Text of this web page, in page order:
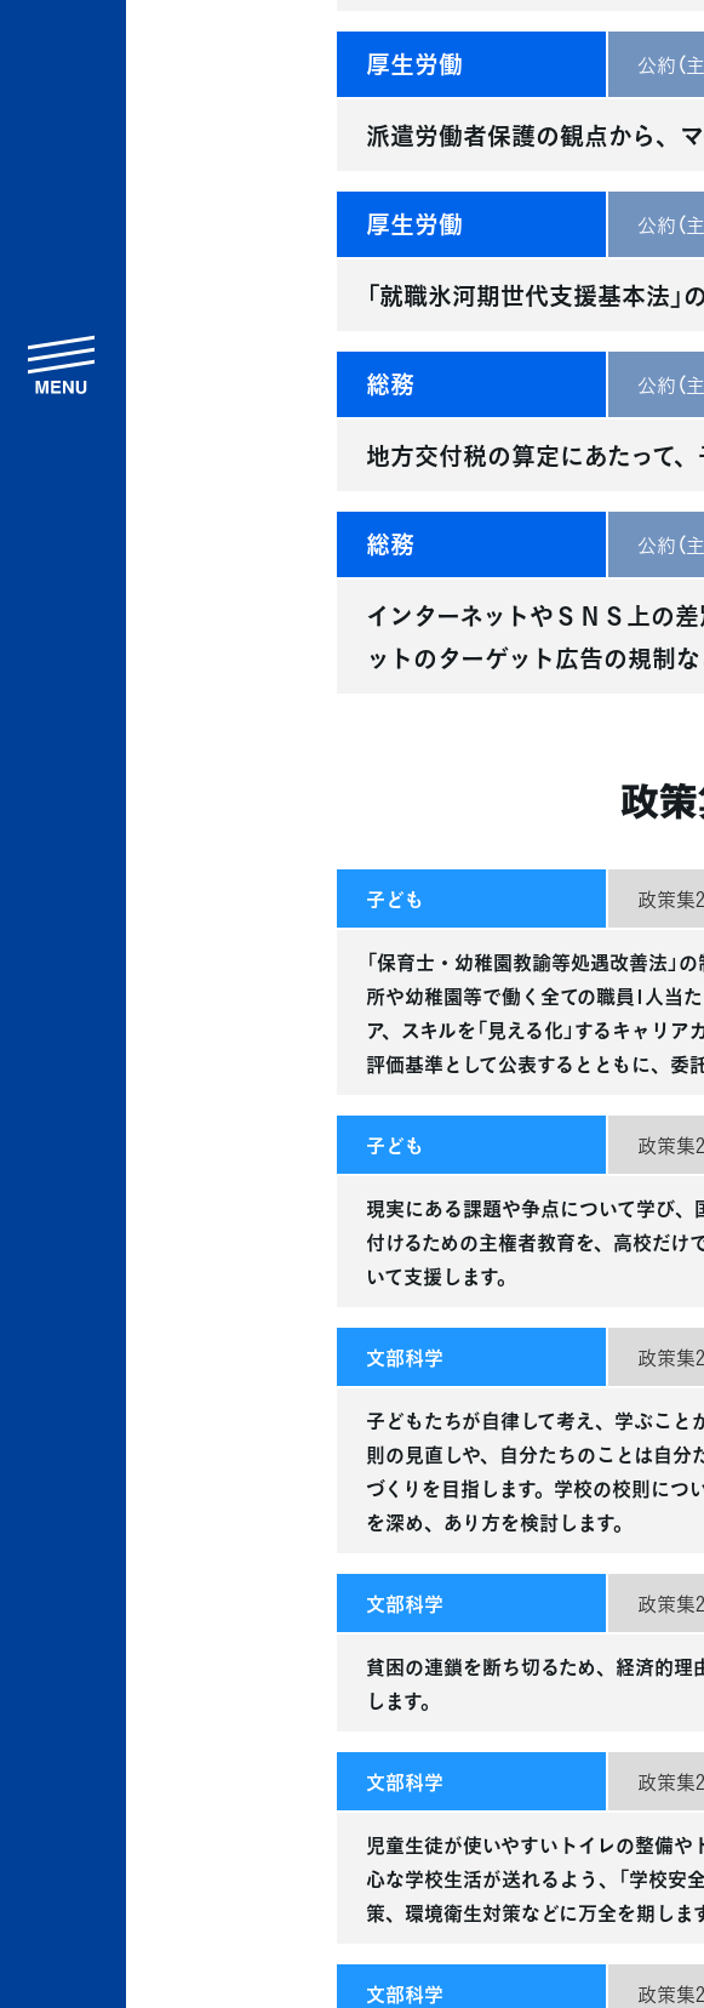
厚生労働 公約（
派遣労働者保護の観点から、
厚生労働 公約（
「就職氷河期世代支援基本法」
総務 公約（
地方交付税の算定にあたって
総務 公約（
インターネットやＳＮＳ上の
ットのターゲット広告の規制
政
子ども 政策集
「保育士・幼稚園教諭等処遇改善法」
所や幼稚園等で働く全ての職員1人当
ア、スキルを「見える化」するキャリ
評価基準として公表するとともに、委
子ども 政策集
現実にある課題や争点について学び
付けるための主権者教育を、高校だけ
いて支援します。
文部科学 政策集
子どもたちが自律して考え、学ぶこ
則の見直しや、自分たちのことは自分
づくりを目指します。学校の校則に
を深め、あり方を検討します。
文部科学 政策集
貧困の連鎖を断ち切るため、経済的
します。
文部科学 政策集
児童生徒が使いやすいトイレの整備
心な学校生活が送れるよう、「学校安
策、環境衛生対策などに万全を期します
文部科学 政策集